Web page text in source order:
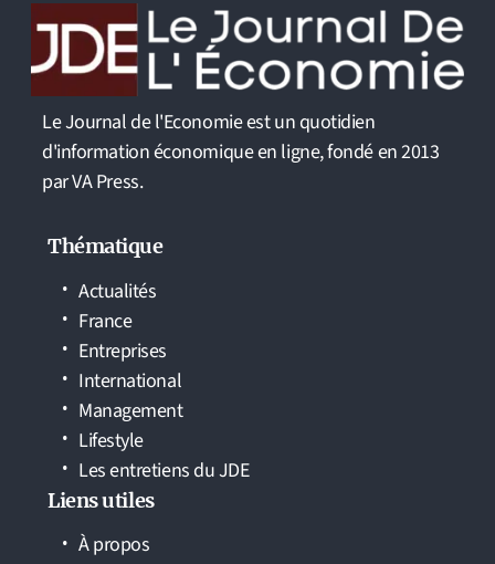
Le Journal de l'Economie est un quotidien
d'information économique en ligne, fondé en 2013
par VA Press.
Thématique
Actualités
France
Entreprises
International
Management
Lifestyle
Les entretiens du JDE
Liens utiles
À propos